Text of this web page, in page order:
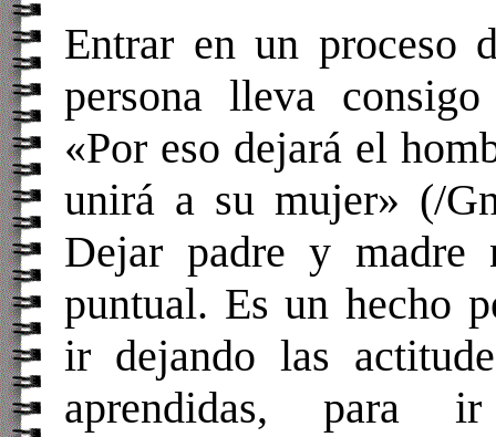
Entrar en un proceso
persona lleva
«Por eso dejará el
unirá a su mujer» (/
Dejar padre y
puntual. Es un hecho
ir dejando las
aprendidas, para